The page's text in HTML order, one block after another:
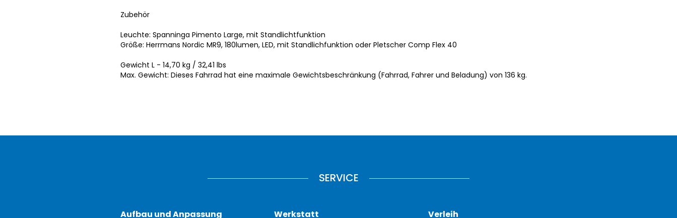
Zubehör
Leuchte: Spanninga Pimento Large, mit Standlichtfunktion
Größe: Herrmans Nordic MR9, 180lumen, LED, mit Standlichfunktion oder Pletscher Comp Flex 40
Gewicht L - 14,70 kg / 32,41 lbs
Max. Gewicht: Dieses Fahrrad hat eine maximale Gewichtsbeschränkung (Fahrrad, Fahrer und Beladung) von 136 kg.
SERVICE
Aufbau und Anpassung Werkstatt Verleih